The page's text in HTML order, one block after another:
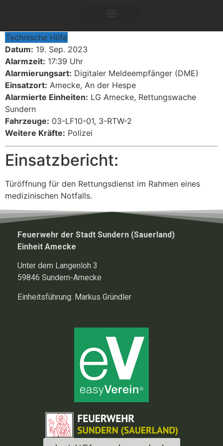
Technische Hilfe
Datum: 19. Sep. 2023
Alarmzeit: 17:39 Uhr
Alarmierungsart: Digitaler Meldeempfänger (DME)
Einsatzort: Amecke, An der Hespe
Alarmierte Einheiten: LG Amecke, Rettungswache
Sundern
Fahrzeuge: 03-LF10-01, 3-RTW-2
Weitere Kräfte: Polizei
Einsatzbericht:
Türöffnung für den Rettungsdienst im Rahmen eines
medizinischen Notfalls.
Feuerwehr der Stadt Sundern (Sauerland)
Einheit Amecke
Unter dem Langenloh 3
59846 Sundern-Amecke
Einheitsführung: Markus Gründler